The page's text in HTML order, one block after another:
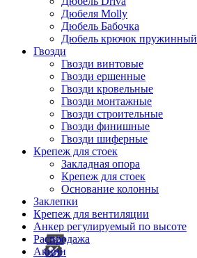
Дюбеля Molly
Дюбель Бабочка
Дюбель крючок пружинный
Гвозди
Гвозди винтовые
Гвозди ершенные
Гвозди кровельные
Гвозди монтажные
Гвозди строительные
Гвозди финишные
Гвозди шиферные
Крепеж для стоек
Закладная опора
Крепеж для стоек
Основание колонны
Заклепки
Крепеж для вентиляции
Анкер регулируемый по высоте
Распродажа
Акции